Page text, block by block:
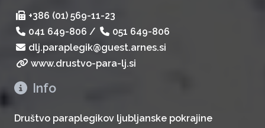
+386 (01) 569-11-23
041 649-806 /
051 649-806
dlj.paraplegik@guest.arnes.si
www.drustvo-para-lj.si
Info
Društvo paraplegikov ljubljanske pokrajine